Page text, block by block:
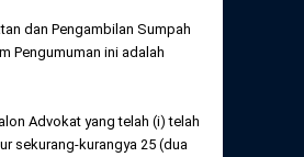
dan Pengambilan Sumpah
Pengumuman ini adalah
Advokat yang telah (i) telah
sekurang-kurangya 25 (dua